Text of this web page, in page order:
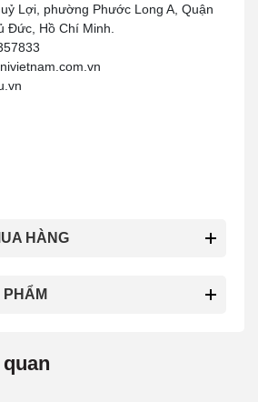
Lợi, phường Phước Long A, Quận
Đức, Hồ Chí Minh.
HÀNG